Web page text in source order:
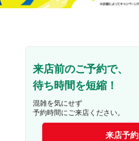
機能を有効にしてください。
来店前のご予約で、
待ち時間を短縮！
混雑を気にせず
予約時間にご来店ください。
来店予約